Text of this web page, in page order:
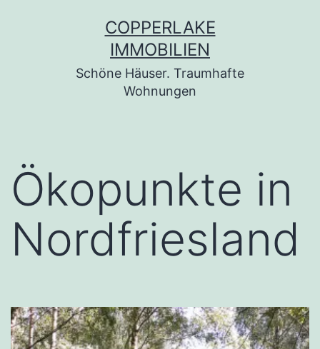
COPPERLAKE
IMMOBILIEN
Schöne Häuser. Traumhafte
Wohnungen
Ökopunkte in
Nordfriesland